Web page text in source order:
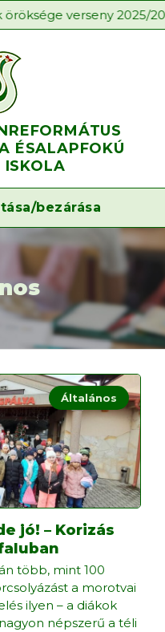
verseny 2025/
REFORMÁTUS
ÉSALAPFOKÚ
ISKOLA
bezárása
Általános
jó! – Korizás
több, mint 100
a morotvai
ilyen – a diákok
népszerű a téli